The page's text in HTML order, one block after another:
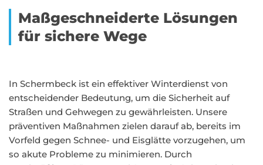
Maßgeschneiderte Lösungen
für sichere Wege
In Schermbeck ist ein effektiver Winterdienst von
entscheidender Bedeutung, um die Sicherheit auf
Straßen und Gehwegen zu gewährleisten. Unsere
präventiven Maßnahmen zielen darauf ab, bereits im
Vorfeld gegen Schnee- und Eisglätte vorzugehen, um
so akute Probleme zu minimieren. Durch